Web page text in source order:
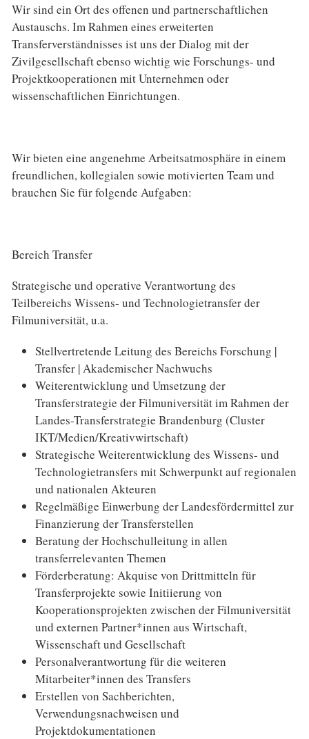
Wir sind ein Ort des offenen und partnerschaftlichen
Austauschs. Im Rahmen eines erweiterten
Transferverständnisses ist uns der Dialog mit der
Zivilgesellschaft ebenso wichtig wie Forschungs- und
Projektkooperationen mit Unternehmen oder
wissenschaftlichen Einrichtungen.
Wir bieten eine angenehme Arbeitsatmosphäre in einem
freundlichen, kollegialen sowie motivierten Team und
brauchen Sie für folgende Aufgaben:
Bereich Transfer
Strategische und operative Verantwortung des
Teilbereichs Wissens- und Technologietransfer der
Filmuniversität, u.a.
Stellvertretende Leitung des Bereichs Forschung |
Transfer | Akademischer Nachwuchs
Weiterentwicklung und Umsetzung der
Transferstrategie der Filmuniversität im Rahmen der
Landes-Transferstrategie Brandenburg (Cluster
IKT/Medien/Kreativwirtschaft)
Strategische Weiterentwicklung des Wissens- und
Technologietransfers mit Schwerpunkt auf regionalen
und nationalen Akteuren
Regelmäßige Einwerbung der Landesfördermittel zur
Finanzierung der Transferstellen
Beratung der Hochschulleitung in allen
transferrelevanten Themen
Förderberatung: Akquise von Drittmitteln für
Transferprojekte sowie Initiierung von
Kooperationsprojekten zwischen der Filmuniversität
und externen Partner*innen aus Wirtschaft,
Wissenschaft und Gesellschaft
Personalverantwortung für die weiteren
Mitarbeiter*innen des Transfers
Erstellen von Sachberichten,
Verwendungsnachweisen und
Projektdokumentationen